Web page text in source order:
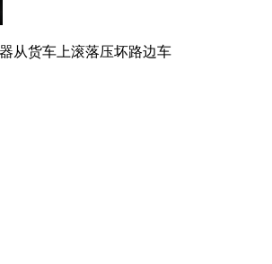
货车上滚落压坏路边车